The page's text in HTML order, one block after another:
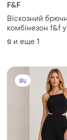
F&F
Віскозний
комбінезон f&f у
принт
S и еще 1